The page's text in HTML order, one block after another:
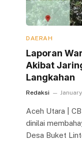
DAERAH
Laporan
Akibat
Langkahan
Redaksi
Aceh Utara |
dinilai
Desa Buket